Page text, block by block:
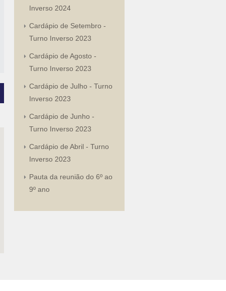
Inverso 2024
Cardápio de Setembro -
Turno Inverso 2023
Cardápio de Agosto -
Turno Inverso 2023
Cardápio de Julho - Turno
Inverso 2023
Cardápio de Junho -
Turno Inverso 2023
Cardápio de Abril - Turno
Inverso 2023
Pauta da reunião do 6º ao
9º ano